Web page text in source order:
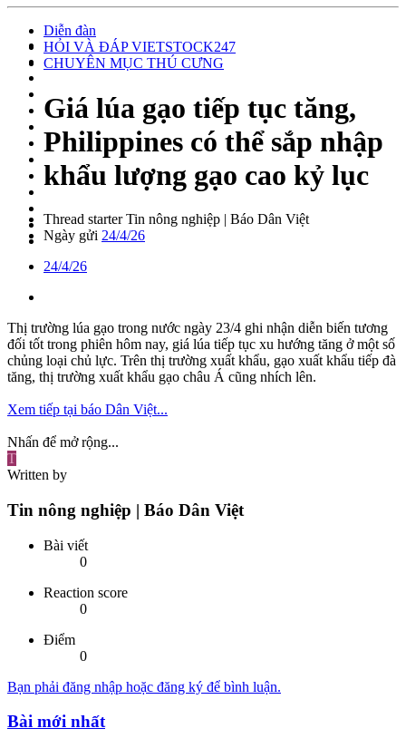
Diễn đàn
HỎI VÀ ĐÁP VIETSTOCK247
CHUYÊN MỤC THÚ CƯNG
Giá lúa gạo tiếp tục tăng,
Philippines có thể sắp nhập
khẩu lượng gạo cao kỷ lục
Thread starter Tin nông nghiệp | Báo Dân Việt
Ngày gửi 24/4/26
24/4/26
Thị trường lúa gạo trong nước ngày 23/4 ghi nhận diễn biến tương
đối tốt trong phiên hôm nay, giá lúa tiếp tục xu hướng tăng ở một số
chủng loại chủ lực. Trên thị trường xuất khẩu, gạo xuất khẩu tiếp đà
tăng, thị trường xuất khẩu gạo châu Á cũng nhích lên.
Xem tiếp tại báo Dân Việt...
Nhấn để mở rộng...
T
Written by
Tin nông nghiệp | Báo Dân Việt
Bài viết
0
Reaction score
0
Điểm
0
Bạn phải đăng nhập hoặc đăng ký để bình luận.
Bài mới nhất